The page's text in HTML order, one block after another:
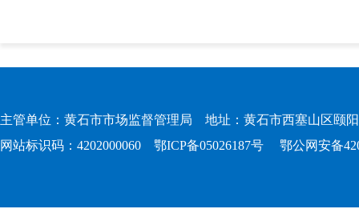
主管单位：黄石市市场监督管理局 地址：黄石市西塞山区颐
网站标识码：4202000060 鄂ICP备05026187号 鄂公网安备